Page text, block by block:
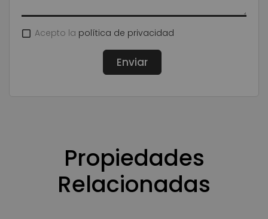
Acepto la política de privacidad
Propiedades
Relacionadas